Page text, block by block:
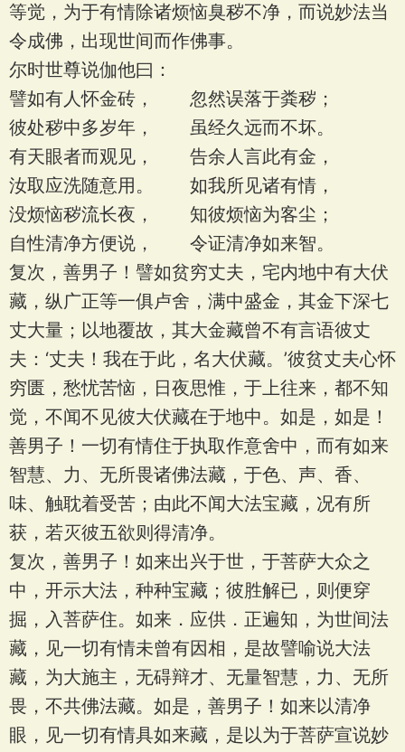
等觉，为于有情除诸烦恼臭秽不净，而说妙法当
令成佛，出现世间而作佛事。
尔时世尊说伽他曰：
譬如有人怀金砖， 忽然误落于粪秽；
彼处秽中多岁年， 虽经久远而不坏。
有天眼者而观见， 告余人言此有金，
汝取应洗随意用。 如我所见诸有情，
没烦恼秽流长夜， 知彼烦恼为客尘；
自性清净方便说， 令证清净如来智。
复次，善男子！譬如贫穷丈夫，宅内地中有大伏
藏，纵广正等一俱卢舍，满中盛金，其金下深七
丈大量；以地覆故，其大金藏曾不有言语彼丈
夫：‘丈夫！我在于此，名大伏藏。’彼贫丈夫心怀
穷匮，愁忧苦恼，日夜思惟，于上往来，都不知
觉，不闻不见彼大伏藏在于地中。如是，如是！
善男子！一切有情住于执取作意舍中，而有如来
智慧、力、无所畏诸佛法藏，于色、声、香、
味、触耽着受苦；由此不闻大法宝藏，况有所
获，若灭彼五欲则得清净。
复次，善男子！如来出兴于世，于菩萨大众之
中，开示大法，种种宝藏；彼胜解已，则便穿
掘，入菩萨住。如来．应供．正遍知，为世间法
藏，见一切有情未曾有因相，是故譬喻说大法
藏，为大施主，无碍辩才、无量智慧，力、无所
畏，不共佛法藏。如是，善男子！如来以清净
眼，见一切有情具如来藏，是以为于菩萨宣说妙